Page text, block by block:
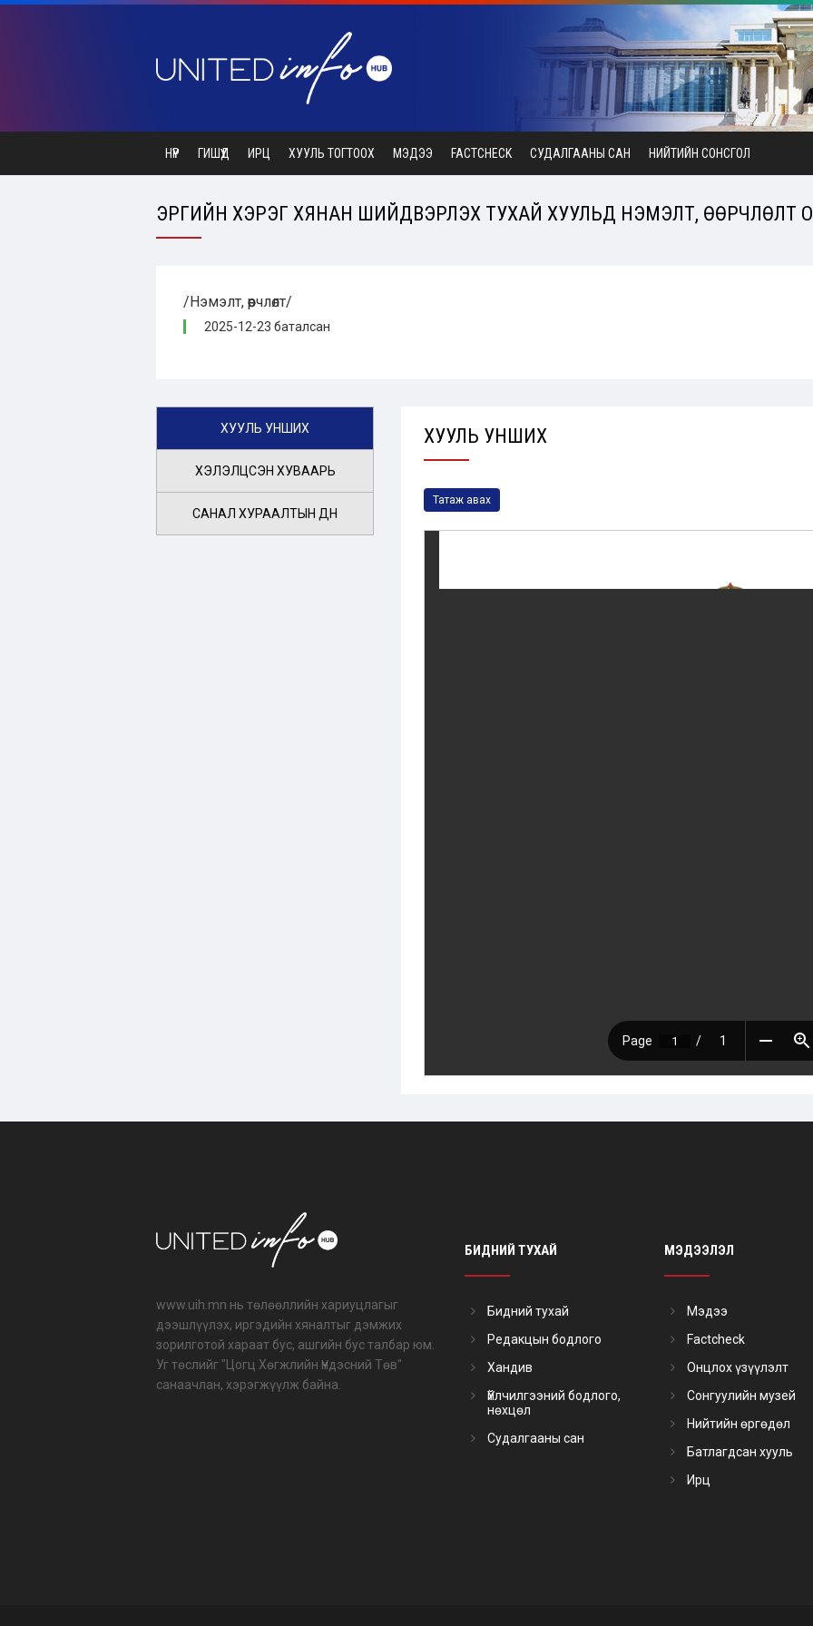
НҮҮР ГИШҮҮД ИРЦ ХУУЛЬ ТОГТООХ МЭДЭЭ FACTCHECK СУДАЛГААНЫ САН НИЙТИЙН СОНСГОЛ
ЭРҮҮГИЙН ХЭРЭГ ХЯНАН ШИЙДВЭРЛЭХ ТУХАЙ ХУУЛЬД НЭМЭЛТ, ӨӨРЧЛӨЛТ
/Нэмэлт, өөрчлөлт/
2025-12-23 баталсан
ХУУЛЬ УНШИХ
ХЭЛЭЛЦСЭН ХУВААРЬ
САНАЛ ХУРААЛТЫН ДҮН
ХУУЛЬ УНШИХ
Татаж авах
www.uih.mn нь төлөөллийн хариуцлагыг
дээшлүүлэх, иргэдийн хяналтыг дэмжих
зорилготой хараат бус, ашгийн бус талбар юм.
Уг төслийг "Цогц Хөгжлийн Үндэсний Төв"
санаачлан, хэрэгжүүлж байна.
БИДНИЙ ТУХАЙ
Бидний тухай
Редакцын бодлого
Хандив
Үйлчилгээний бодлого,
нөхцөл
Судалгааны сан
МЭДЭЭЛЭЛ
Мэдээ
Factcheck
Онцлох үзүүлэлт
Сонгуулийн музей
Нийтийн өргөдөл
Батлагдсан хууль
Ирц